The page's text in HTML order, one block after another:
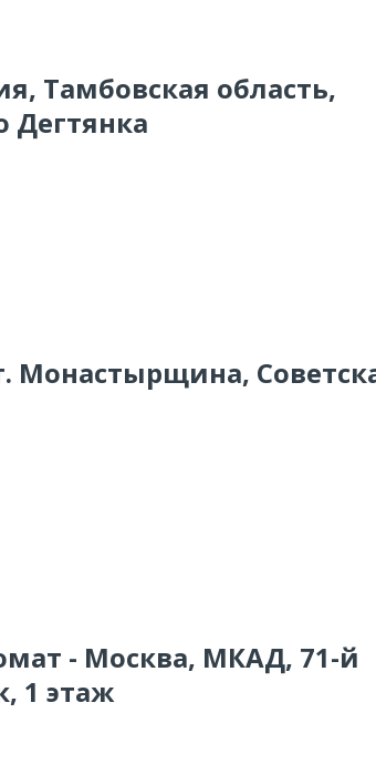
Тамбовская область,
Дегтянка
Монастырщина,
- Москва, МКАД, 71-й
1 этаж